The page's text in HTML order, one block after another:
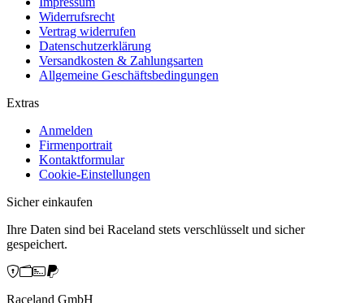
Widerrufsrecht
Vertrag widerrufen
Datenschutzerklärung
Versandkosten & Zahlungsarten
Allgemeine Geschäftsbedingungen
Extras
Anmelden
Firmenportrait
Kontaktformular
Cookie-Einstellungen
Sicher einkaufen
Ihre Daten sind bei Raceland stets verschlüsselt und sicher
gespeichert.
Raceland GmbH